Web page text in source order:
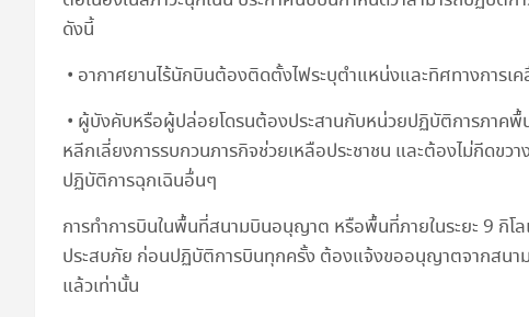
ดังนี้
• อากาศยานไร้นักบินต้องติดตั้งไฟระบุตำแหน่งและทิศทางการเ
• ผู้บังคับหรือผู้ปล่อยโดรนต้องประสานกับหน่วยปฏิบัติการภาค
หลีกเลี่ยงการรบกวนภารกิจช่วยเหลือประชาชน และต้องไม่กีดข
ปฏิบัติการฉุกเฉินอื่นๆ
การทำการบินในพื้นที่สนามบินอนุญาต หรือพื้นที่ภายในระยะ 9 กิ
ประสบภัย ก่อนปฏิบัติการบินทุกครั้ง ต้องแจ้งขออนุญาตจากสนา
แล้วเท่านั้น